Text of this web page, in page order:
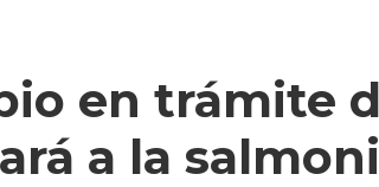
en trámite
a la